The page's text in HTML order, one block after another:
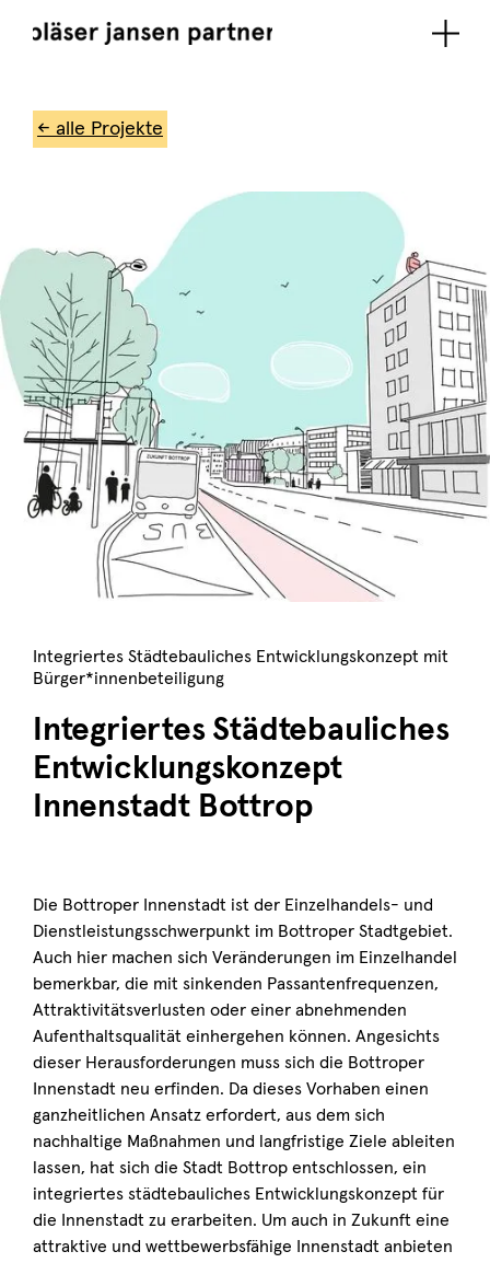
← alle Projekte
Integriertes Städtebauliches Entwicklungskonzept mit
Bürger*innenbeteiligung
Integriertes Städtebauliches
Entwicklungskonzept
Innenstadt Bottrop
Die Bottroper Innenstadt ist der Einzelhandels- und
Dienstleistungsschwerpunkt im Bottroper Stadtgebiet.
Auch hier machen sich Veränderungen im Einzelhandel
bemerkbar, die mit sinkenden Passantenfrequenzen,
Attraktivitätsverlusten oder einer abnehmenden
Aufenthaltsqualität einhergehen können. Angesichts
dieser Herausforderungen muss sich die Bottroper
Innenstadt neu erfinden. Da dieses Vorhaben einen
ganzheitlichen Ansatz erfordert, aus dem sich
nachhaltige Maßnahmen und langfristige Ziele ableiten
lassen, hat sich die Stadt Bottrop entschlossen, ein
integriertes städtebauliches Entwicklungskonzept für
die Innenstadt zu erarbeiten. Um auch in Zukunft eine
attraktive und wettbewerbsfähige Innenstadt anbieten